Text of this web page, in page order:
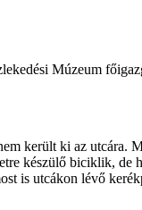
Múzeum
került ki az utcára.
készülő biciklik, de
is utcákon lévő